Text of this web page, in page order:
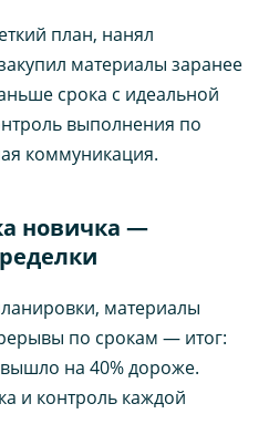
план, нанял
материалы заранее
срока с идеальной
выполнения по
коммуникация.
новичка —
материалы
по срокам — итог:
на 40% дороже.
и контроль каждой